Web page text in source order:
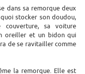
dans sa remorque deux
stocker son doudou,
couverture, sa voiture
oreiller et un bidon qui
de se ravitailler comme
la remorque. Elle est